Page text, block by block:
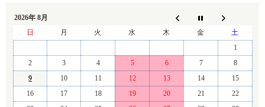
2026年 8月
日
月 火 水 木 金
土
1
2
3 4 5 6 7
8
9
10 11 12 13 14
15
16
17 18 19 20 21
22